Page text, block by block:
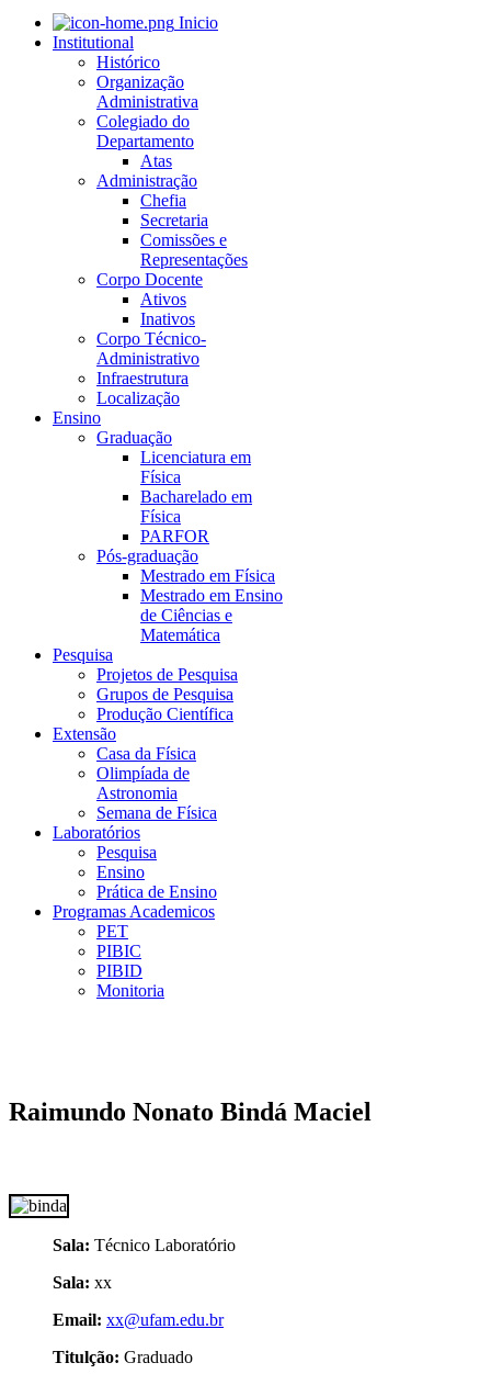
Inicio
Institutional
Histórico
Organização
Administrativa
Colegiado do
Departamento
Atas
Administração
Chefia
Secretaria
Comissões e
Representações
Corpo Docente
Ativos
Inativos
Corpo Técnico-
Administrativo
Infraestrutura
Localização
Ensino
Graduação
Licenciatura em
Física
Bacharelado em
Física
PARFOR
Pós-graduação
Mestrado em Física
Mestrado em Ensino
de Ciências e
Matemática
Pesquisa
Projetos de Pesquisa
Grupos de Pesquisa
Produção Científica
Extensão
Casa da Física
Olimpíada de
Astronomia
Semana de Física
Laboratórios
Pesquisa
Ensino
Prática de Ensino
Programas Academicos
PET
PIBIC
PIBID
Monitoria
Raimundo Nonato Bindá Maciel
Sala: Técnico Laboratório
Sala: xx
Email: xx@ufam.edu.br
Titulção: Graduado